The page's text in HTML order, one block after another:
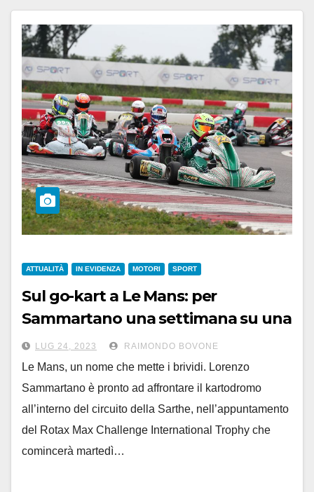
ATTUALITÀ IN EVIDENZA MOTORI SPORT
Sul go-kart a Le Mans: per
Sammartano una settimana su una
pista iconica. Da domani
LUG 24, 2023 RAIMONDO BOVONE
Le Mans, un nome che mette i brividi. Lorenzo
Sammartano è pronto ad affrontare il kartodromo
all’interno del circuito della Sarthe, nell’appuntamento
del Rotax Max Challenge International Trophy che
comincerà martedì…